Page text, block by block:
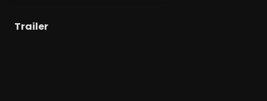
Trailer